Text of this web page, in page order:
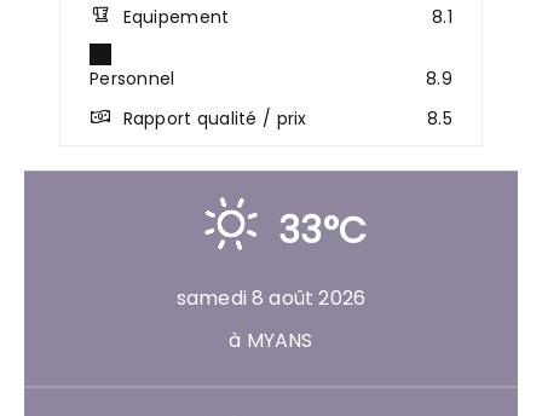
Equipement
8.1
Personnel
8.9
Rapport qualité / prix
8.5
33°C
samedi 8 août 2026
à MYANS